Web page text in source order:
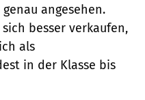
angesehen.
besser verkaufen,
als
in der Klasse bis